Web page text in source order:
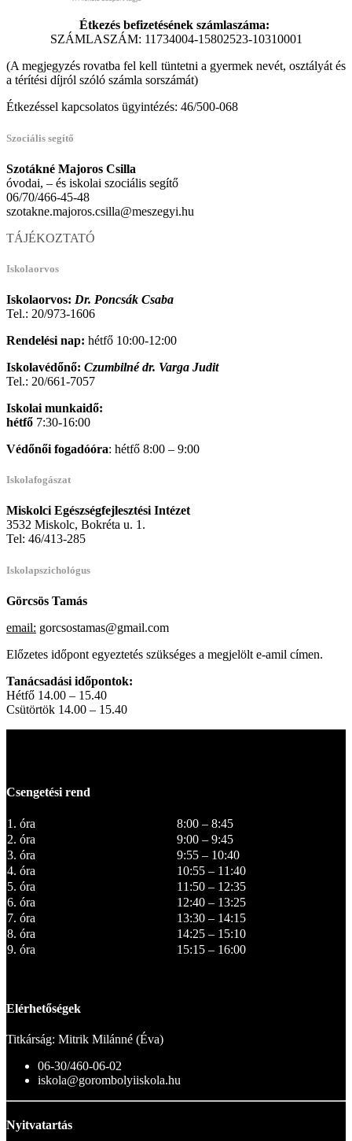
Étkezés befizetésének számlaszáma:
SZÁMLASZÁM: 11734004-15802523-10310001
(A megjegyzés rovatba fel kell tüntetni a gyermek nevét, osztályát és
a térítési díjról szóló számla sorszámát)
Étkezéssel kapcsolatos ügyintézés: 46/500-068
Szociális segítő
Szotákné Majoros Csilla
óvodai, – és iskolai szociális segítő
06/70/466-45-48
szotakne.majoros.csilla@meszegyi.hu
TÁJÉKOZTATÓ
Iskolaorvos
Iskolaorvos: Dr. Poncsák Csaba
Tel.: 20/973-1606
Rendelési nap: hétfő 10:00-12:00
Iskolavédőnő: Czumbilné dr. Varga Judit
Tel.: 20/661-7057
Iskolai munkaidő:
hétfő 7:30-16:00
Védőnői fogadóóra: hétfő 8:00 – 9:00
Iskolafogászat
Miskolci Egészségfejlesztési Intézet
3532 Miskolc, Bokréta u. 1.
Tel: 46/413-285
Iskolapszichológus
Görcsös Tamás
email: gorcsostamas@gmail.com
Előzetes időpont egyeztetés szükséges a megjelölt e-amil címen.
Tanácsadási időpontok:
Hétfő 14.00 – 15.40
Csütörtök 14.00 – 15.40
Csengetési rend
1. óra
8:00 – 8:45
2. óra
9:00 – 9:45
3. óra
9:55 – 10:40
4. óra
10:55 – 11:40
5. óra
11:50 – 12:35
6. óra
12:40 – 13:25
7. óra
13:30 – 14:15
8. óra
14:25 – 15:10
9. óra
15:15 – 16:00
Elérhetőségek
Titkárság: Mitrik Milánné (Éva)
06-30/460-06-02
iskola@gorombolyiiskola.hu
Nyitvatartás